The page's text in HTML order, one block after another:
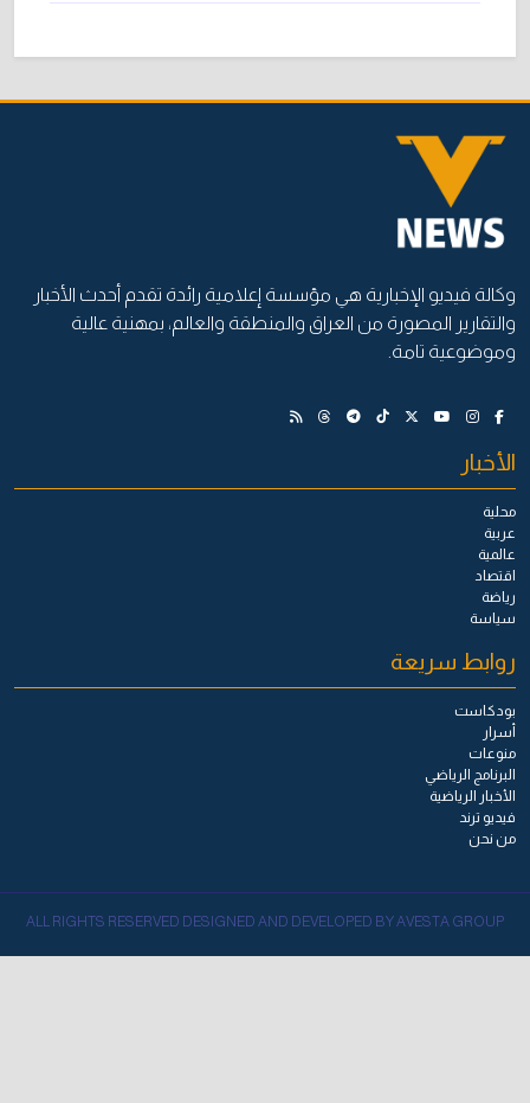
وكالة فيديو الإخبارية هي مؤسسة إعلامية رائدة تقدم أحدث الأخبار
والتقارير المصورة من العراق والمنطقة والعالم، بمهنية عالية
وموضوعية تامة.
الأخبار
محلية
عربية
عالمية
اقتصاد
رياضة
سياسة
روابط سريعة
بودكاست
أسرار
منوعات
البرنامج الرياضي
الأخبار الرياضية
فيديو ترند
من نحن
ALL RIGHTS RESERVED DESIGNED AND DEVELOPED BY AVESTA GROUP